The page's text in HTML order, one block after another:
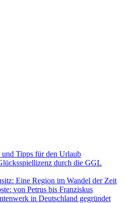
und Tipps für den Urlaub
durch die GGL
Eine Region im Wandel der Zeit
von Petrus bis Franziskus
in Deutschland gegründet